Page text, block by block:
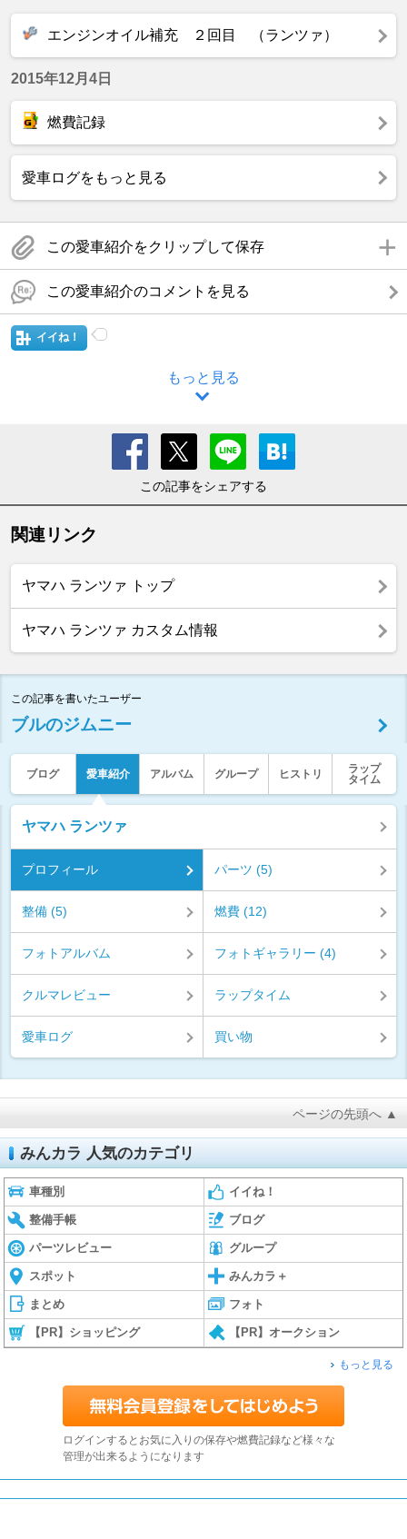
エンジンオイル補充 ２回目 （ランツァ）
2015年12月4日
燃費記録
愛車ログをもっと見る
この愛車紹介をクリップして保存
この愛車紹介のコメントを見る
イイね！
もっと見る
この記事をシェアする
関連リンク
ヤマハ ランツァ トップ
ヤマハ ランツァ カスタム情報
この記事を書いたユーザー
ブルのジムニー
ブログ 愛車紹介 アルバム グループ ヒストリ
ラップ
タイム
ヤマハ ランツァ
プロフィール パーツ (5)
整備 (5) 燃費 (12)
フォトアルバム フォトギャラリー (4)
クルマレビュー ラップタイム
愛車ログ 買い物
ページの先頭へ ▲
みんカラ 人気のカテゴリ
車種別 イイね！
整備手帳 ブログ
パーツレビュー グループ
スポット みんカラ＋
まとめ フォト
【PR】ショッピング 【PR】オークション
もっと見る
ログインするとお気に入りの保存や燃費記録など様々な
管理が出来るようになります